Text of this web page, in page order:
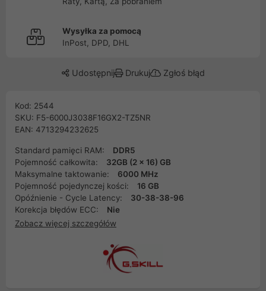
Wysyłka za pomocą
InPost, DPD, DHL
Udostępnij Drukuj Zgłoś błąd
Kod: 2544
SKU: F5-6000J3038F16GX2-TZ5NR
EAN: 4713294232625
Standard pamięci RAM:
DDR5
Pojemność całkowita:
32GB (2 x 16) GB
Maksymalne taktowanie:
6000 MHz
Pojemność pojedynczej kości:
16 GB
Opóźnienie - Cycle Latency:
30-38-38-96
Korekcja błędów ECC:
Nie
Zobacz więcej szczegółów